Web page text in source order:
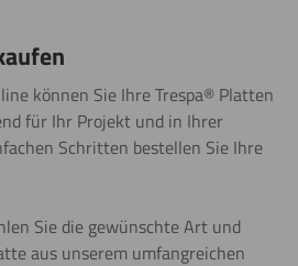
können Sie Ihre Trespa® Platten
für Ihr Projekt und in Ihrer
Schritten bestellen Sie Ihre
Sie die gewünschte Art und
aus unserem umfangreichen